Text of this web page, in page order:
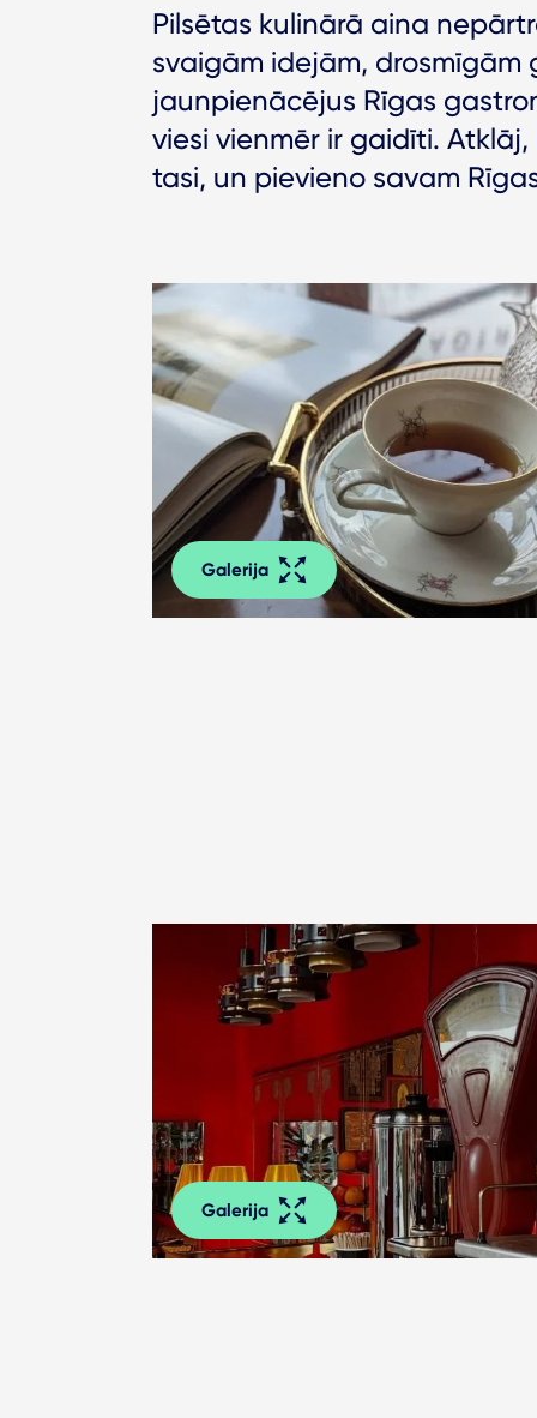
Pilsētas kulinārā aina
svaigām idejām, drosmīgām
jaunpienācējus Rīgas
viesi vienmēr ir gaidīti.
tasi, un pievieno savam
Galerija
Galerija